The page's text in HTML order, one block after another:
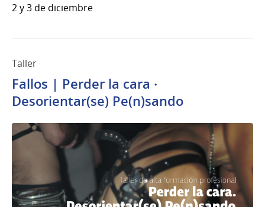
2 y 3 de diciembre
Taller
Fallos | Perder la cara ·
Desorientar(se) Pe(n)sando